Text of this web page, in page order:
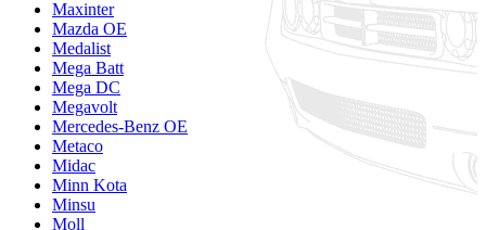
Maxinter
Mazda OE
Medalist
Mega Batt
Mega DC
Megavolt
Mercedes-Benz OE
Metaco
Midac
Minn Kota
Minsu
Moll